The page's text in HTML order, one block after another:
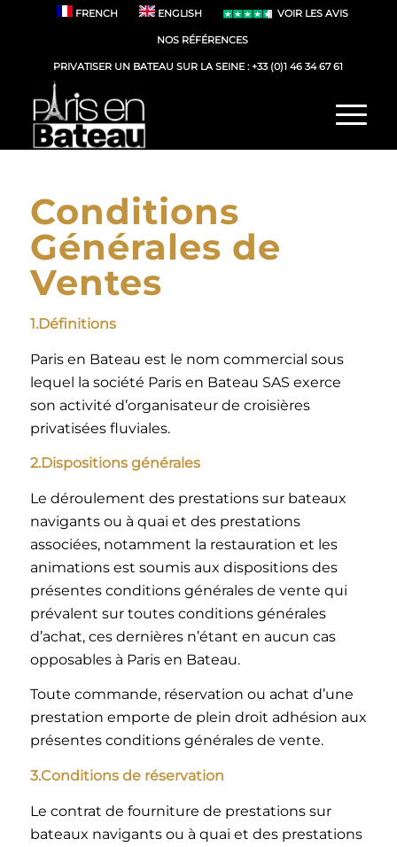
FRENCH ENGLISH VOIR LES AVIS
NOS RÉFÉRENCES
PRIVATISER UN BATEAU SUR LA SEINE :+33 (0)1 46 34 67 61
Conditions
Générales de
Ventes
1.Définitions
Paris en Bateau est le nom commercial sous
lequel la société Paris en Bateau SAS exerce
son activité d’organisateur de croisières
privatisées fluviales.
2.Dispositions générales
Le déroulement des prestations sur bateaux
navigants ou à quai et des prestations
associées, notamment la restauration et les
animations est soumis aux dispositions des
présentes conditions générales de vente qui
prévalent sur toutes conditions générales
d’achat, ces dernières n’étant en aucun cas
opposables à Paris en Bateau.
Toute commande, réservation ou achat d’une
prestation emporte de plein droit adhésion aux
présentes conditions générales de vente.
3.Conditions de réservation
Le contrat de fourniture de prestations sur
bateaux navigants ou à quai et des prestations